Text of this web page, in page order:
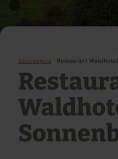
Startpagina Restaurant